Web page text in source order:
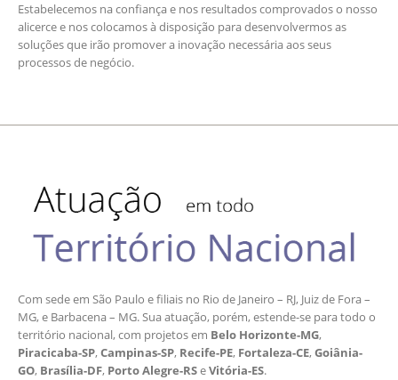
Estabelecemos na confiança e nos resultados comprovados o nosso
alicerce e nos colocamos à disposição para desenvolvermos as
soluções que irão promover a inovação necessária aos seus
processos de negócio.
Com sede em São Paulo e filiais no Rio de Janeiro – RJ, Juiz de Fora –
MG, e Barbacena – MG. Sua atuação, porém, estende-se para todo o
território nacional, com projetos em Belo Horizonte-MG,
Piracicaba-SP,Campinas-SP, Recife-PE, Fortaleza-CE,Goiânia-
GO, Brasília-DF, Porto Alegre-RSeVitória-ES.